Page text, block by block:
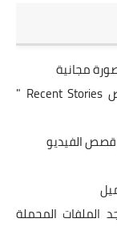
مجانية
افتح التطبيق وانقر على "اخر القصص Recent Stories "
الملفات المحملة